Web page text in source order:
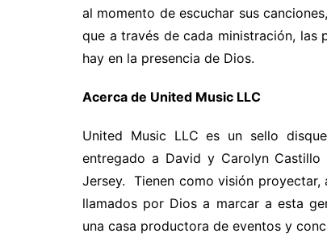
al momento de escuchar sus
que a través de cada ministración, las
hay en la presencia de Dios.
Acerca de United Music LLC
United Music LLC es un sello
entregado a David y Carolyn
Jersey. Tienen como visión
llamados por Dios a marcar a esta
una casa productora de eventos y